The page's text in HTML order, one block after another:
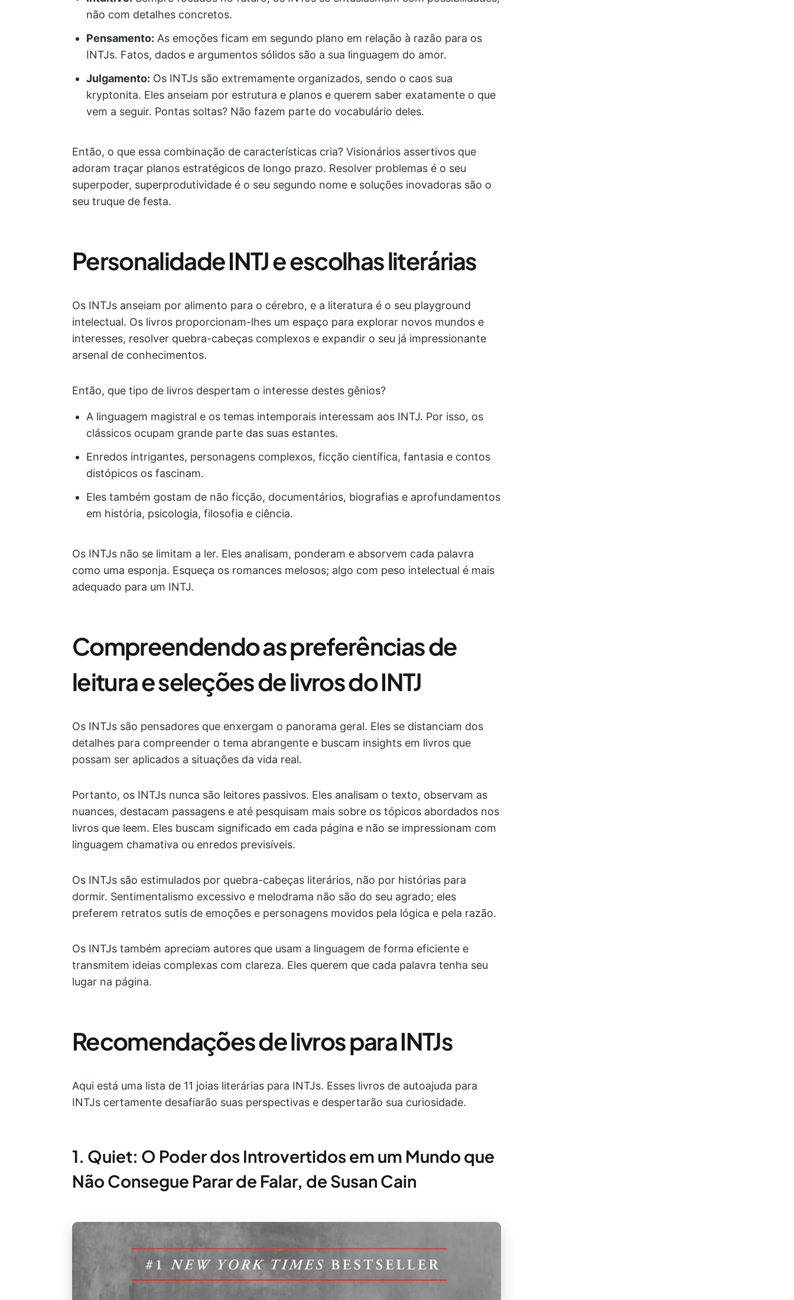
não com detalhes concretos.
Pensamento: As emoções ficam em segundo plano em relação à razão para os
INTJs. Fatos, dados e argumentos sólidos são a sua linguagem do amor.
Julgamento: Os INTJs são extremamente organizados, sendo o caos sua
kryptonita. Eles anseiam por estrutura e planos e querem saber exatamente o que
vem a seguir. Pontas soltas? Não fazem parte do vocabulário deles.
Então, o que essa combinação de características cria? Visionários assertivos que
adoram traçar planos estratégicos de longo prazo. Resolver problemas é o seu
superpoder, superprodutividade é o seu segundo nome e soluções inovadoras são o
seu truque de festa.
Personalidade INTJ e escolhas literárias
Os INTJs anseiam por alimento para o cérebro, e a literatura é o seu playground
intelectual. Os livros proporcionam-lhes um espaço para explorar novos mundos e
interesses, resolver quebra-cabeças complexos e expandir o seu já impressionante
arsenal de conhecimentos.
Então, que tipo de livros despertam o interesse destes gênios?
A linguagem magistral e os temas intemporais interessam aos INTJ. Por isso, os
clássicos ocupam grande parte das suas estantes.
Enredos intrigantes, personagens complexos, ficção científica, fantasia e contos
distópicos os fascinam.
Eles também gostam de não ficção, documentários, biografias e aprofundamentos
em história, psicologia, filosofia e ciência.
Os INTJs não se limitam a ler. Eles analisam, ponderam e absorvem cada palavra
como uma esponja. Esqueça os romances melosos; algo com peso intelectual é mais
adequado para um INTJ.
Compreendendo as preferências de
leitura e seleções de livros do INTJ
Os INTJs são pensadores que enxergam o panorama geral. Eles se distanciam dos
detalhes para compreender o tema abrangente e buscam insights em livros que
possam ser aplicados a situações da vida real.
Portanto, os INTJs nunca são leitores passivos. Eles analisam o texto, observam as
nuances, destacam passagens e até pesquisam mais sobre os tópicos abordados nos
livros que leem. Eles buscam significado em cada página e não se impressionam com
linguagem chamativa ou enredos previsíveis.
Os INTJs são estimulados por quebra-cabeças literários, não por histórias para
dormir. Sentimentalismo excessivo e melodrama não são do seu agrado; eles
preferem retratos sutis de emoções e personagens movidos pela lógica e pela razão.
Os INTJs também apreciam autores que usam a linguagem de forma eficiente e
transmitem ideias complexas com clareza. Eles querem que cada palavra tenha seu
lugar na página.
Recomendações de livros para INTJs
Aqui está uma lista de 11 joias literárias para INTJs. Esses livros de autoajuda para
INTJs certamente desafiarão suas perspectivas e despertarão sua curiosidade.
1. Quiet: O Poder dos Introvertidos em um Mundo que
Não Consegue Parar de Falar, de Susan Cain